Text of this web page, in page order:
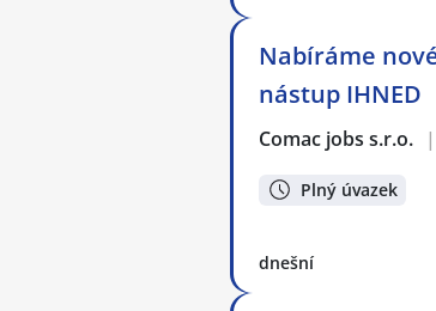
Nabíráme
nástup IHNED
Comac jobs s.r.o. |
Plný úvazek
dnešní